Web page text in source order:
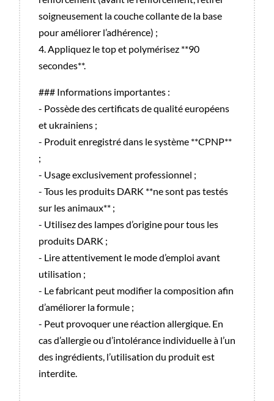
soigneusement la couche collante de la base
pour améliorer l’adhérence) ;
4. Appliquez le top et polymérisez **90
secondes**.
### Informations importantes :
- Possède des certificats de qualité européens
et ukrainiens ;
- Produit enregistré dans le système **CPNP**
;
- Usage exclusivement professionnel ;
- Tous les produits DARK **ne sont pas testés
sur les animaux** ;
- Utilisez des lampes d’origine pour tous les
produits DARK ;
- Lire attentivement le mode d’emploi avant
utilisation ;
- Le fabricant peut modifier la composition afin
d’améliorer la formule ;
- Peut provoquer une réaction allergique. En
cas d’allergie ou d’intolérance individuelle à l’un
des ingrédients, l’utilisation du produit est
interdite.